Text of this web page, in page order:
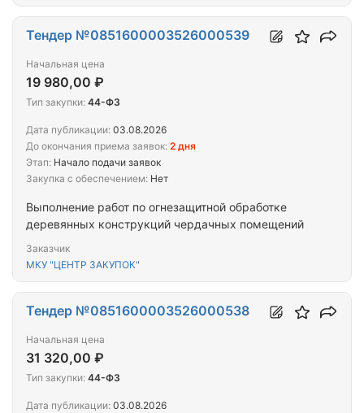
Выполнение работ по огнезащитной обработке
деревянных конструкций чердачных помещений
Заказчик
МКУ "ЦЕНТР ЗАКУПОК"
Тендер №0851600003526000539
Начальная цена
19 980,00 ₽
Тип закупки: 44-ФЗ
Дата публикации: 03.08.2026
До окончания приема заявок: 2 дня
Этап: Начало подачи заявок
Закупка с обеспечением: Нет
Тендер №0851600003526000538
Начальная цена
31 320,00 ₽
Тип закупки: 44-ФЗ
Дата публикации: 03.08.2026